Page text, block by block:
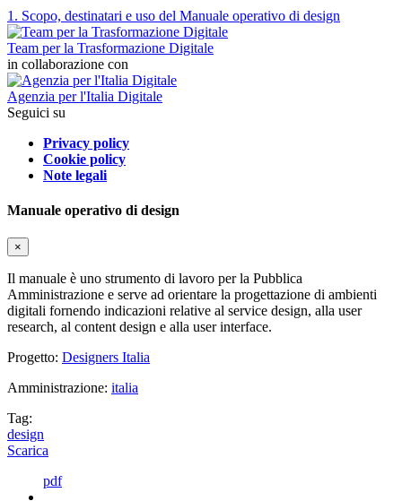
1. Scopo, destinatari e uso del Manuale operativo di design
Team per la Trasformazione Digitale
in collaborazione con
Agenzia per l'Italia Digitale
Seguici su
Privacy policy
Cookie policy
Note legali
Manuale operativo di design
×
Il manuale è uno strumento di lavoro per la Pubblica
Amministrazione e serve ad orientare la progettazione di ambienti
digitali fornendo indicazioni relative al service design, alla user
research, al content design e alla user interface.
Progetto: Designers Italia
Amministrazione: italia
Tag:
design
Scarica
pdf